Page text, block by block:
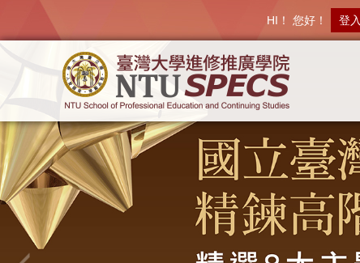
HI！ 您好！ 登入